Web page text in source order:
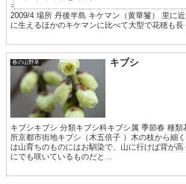
キケマン キケマン 分類 ケシ科キケマン属 季節
2009/4 場所 丹後半島 キケマン（黄華鬘） 里に
に生えるほかのキケマンに比べて大型で花穂も長
春の山野草 キブシ
キブシキブシ 分類キブシ科キブシ属 季節春 種類
所京都市街地キブシ（木五倍子 ）木の枝から細
は山育ちのものにはお馴染で、山に行けば背が高
にでも咲いているものだと...